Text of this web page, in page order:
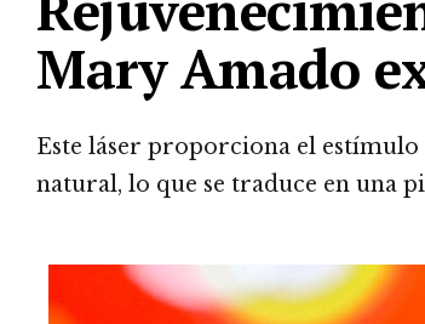
Mary Amado
Este láser proporciona el
natural, lo que se traduce en una